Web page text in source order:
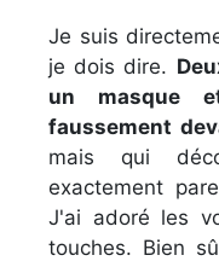
Je suis
je dois dire.
un masque
faussement
mais qui
exactement
J'ai adoré les
touches. Bien